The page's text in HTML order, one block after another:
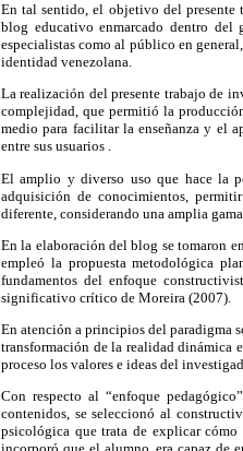
En tal sentido, el objetivo del presente
blog educativo enmarcado dentro del
especialistas como al público en
identidad venezolana.
La realización del presente trabajo de
complejidad, que permitió la
medio para facilitar la enseñanza y el
entre sus usuarios .
El amplio y diverso uso que hace la
adquisición de conocimientos,
diferente, considerando una amplia
En la elaboración del blog se tomaron
empleó la propuesta metodológica
fundamentos del enfoque
significativo crítico de Moreira (2007).
En atención a principios del paradigma
transformación de la realidad dinámica
proceso los valores e ideas del
Con respecto al “enfoque
contenidos, se seleccionó al
psicológica que trata de explicar cómo